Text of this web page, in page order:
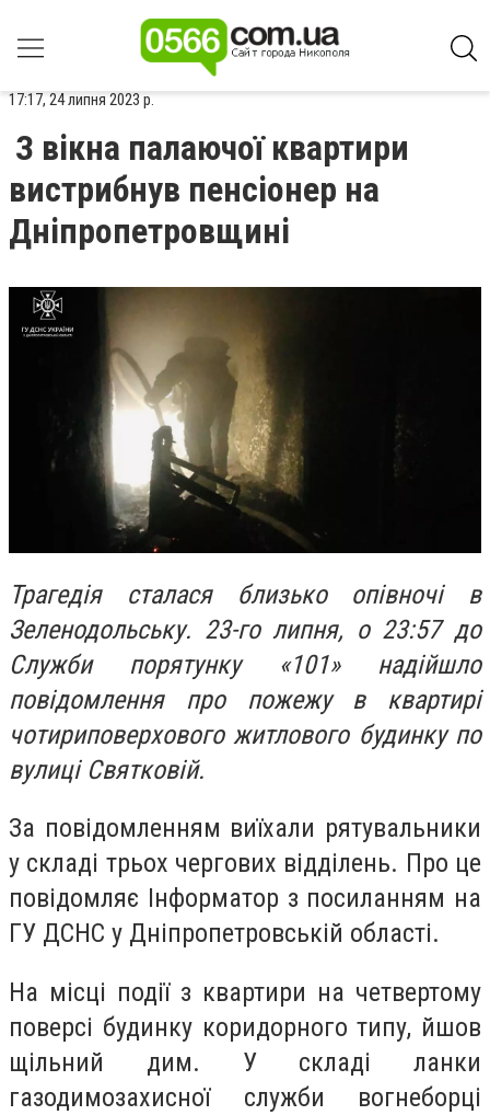
17:17, 24 липня 2023 р.
З вікна палаючої квартири
вистрибнув пенсіонер на
Дніпропетровщині
Трагедія сталася близько опівночі в
Зеленодольську. 23-го липня, о 23:57 до
Служби порятунку «101» надійшло
повідомлення про пожежу в квартирі
чотириповерхового житлового будинку по
вулиці Святковій.
За повідомленням виїхали рятувальники
у складі трьох чергових відділень. Про це
повідомляє Інформатор з посиланням на
ГУ ДСНС у Дніпропетровській області.
На місці події з квартири на четвертому
поверсі будинку коридорного типу, йшов
щільний дим. У складі ланки
газодимозахисної служби вогнеборці